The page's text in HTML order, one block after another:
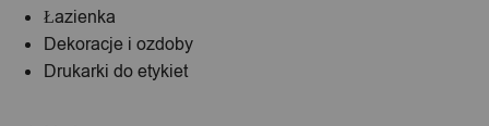
Łazienka
Dekoracje i ozdoby
Drukarki do etykiet